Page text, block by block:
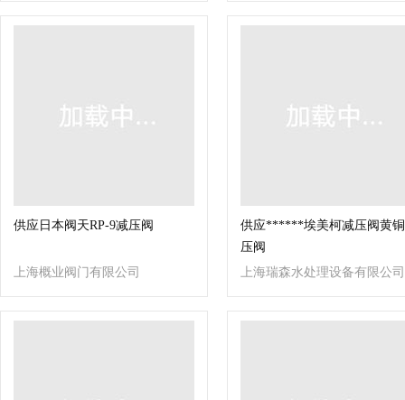
供应日本阀天RP-9减压阀
上海概业阀门有限公司
供应******埃美柯减压阀黄
压阀
上海瑞森水处理设备有限公司